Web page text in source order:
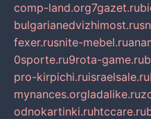
comp-land.org7gazet.ru
bulgarianedvizhimost.ru
fexer.rusnite-mebel.ru
0sporte.ru9rota-game.ru
pro-kirpichi.ruisraelsale.ru
mynances.orgladalike.ru
odnokartinki.ruhtccare.ru